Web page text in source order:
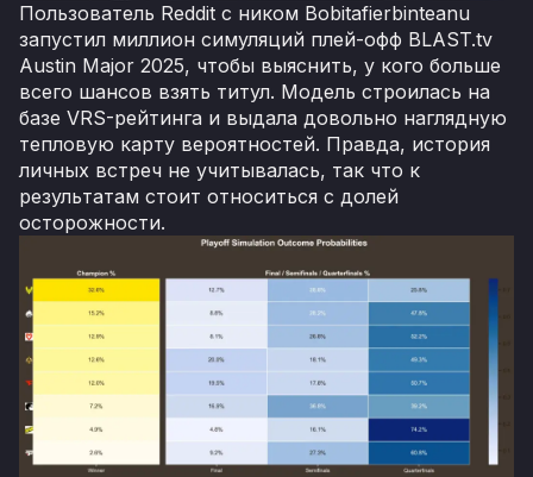
Пользователь Reddit с ником Bobitafierbinteanu
запустил миллион симуляций плей-офф BLAST.tv
Austin Major 2025, чтобы выяснить, у кого больше
всего шансов взять титул. Модель строилась на
базе VRS-рейтинга и выдала довольно наглядную
тепловую карту вероятностей. Правда, история
личных встреч не учитывалась, так что к
результатам стоит относиться с долей
осторожности.